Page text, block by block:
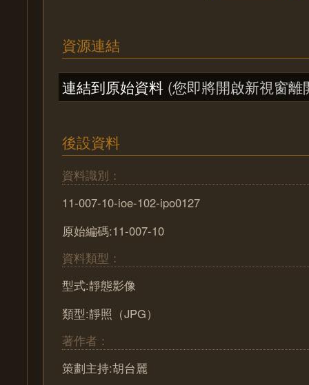
資源連結
連結到原始資料 (您即將開啟新視窗離
後設資料
資料識別：
11-007-10-ioe-102-ipo0127
原始編碼:11-007-10
資料類型：
型式:靜態影像
類型:靜照（JPG）
著作者：
策劃主持:胡台麗